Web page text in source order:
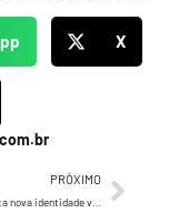
X
PRÓXIMO
Eztec apresenta nova identidade visual